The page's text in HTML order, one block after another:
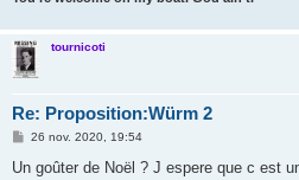
tournicoti
Re: Proposition:Würm 2
M
s
26 nov. 2020, 19:54
Un goûter de Noël ? J espere que c est